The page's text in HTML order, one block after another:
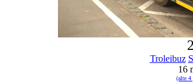
Troleibuz
16
(alte 4